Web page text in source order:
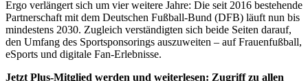
Ergo verlängert sich um vier weitere Jahre: Die seit 2016 bestehende
Partnerschaft mit dem Deutschen Fußball-Bund (DFB) läuft nun bis
mindestens 2030. Zugleich verständigten sich beide Seiten darauf,
den Umfang des Sportsponsorings auszuweiten – auf Frauenfußball,
eSports und digitale Fan-Erlebnisse.
Jetzt Plus-Mitglied werden und weiterlesen: Zugriff zu allen